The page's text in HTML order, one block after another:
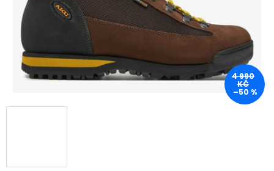
4 990
KČ
–50 %